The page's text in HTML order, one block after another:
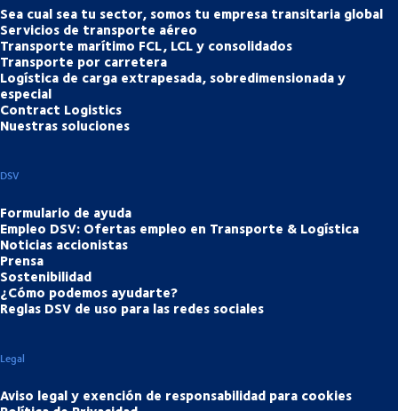
Sea cual sea tu sector, somos tu empresa transitaria global
Servicios de transporte aéreo
Transporte marítimo FCL, LCL y consolidados
Transporte por carretera
Logística de carga extrapesada, sobredimensionada y
especial
Contract Logistics
Nuestras soluciones
DSV
Formulario de ayuda
Empleo DSV: Ofertas empleo en Transporte & Logística
Noticias accionistas
Prensa
Sostenibilidad
¿Cómo podemos ayudarte?
Reglas DSV de uso para las redes sociales
Legal
Aviso legal y exención de responsabilidad para cookies